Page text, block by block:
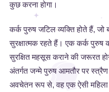
कुछ करना होगा।
कर्क पुरुष जटिल व्यक्ति होते हैं,
सुरक्षात्मक रहते हैं। एक कर्क
सुरक्षित महसूस कराने की जरूरत
अंतर्गत जन्मे पुरुष आमतौर पर
अवचेतन रूप से, वह एक ऐसी महिला